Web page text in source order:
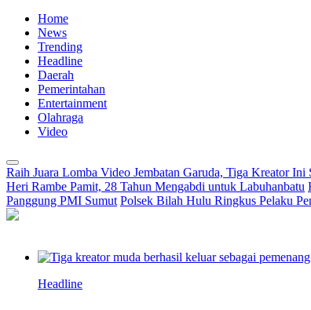
Home
News
Trending
Headline
Daerah
Pemerintahan
Entertainment
Olahraga
Video
Raih Juara Lomba Video Jembatan Garuda, Tiga Kreator
Heri Rambe Pamit, 28 Tahun Mengabdi untuk Labuhanbatu
Panggung PMI Sumut Polsek Bilah Hulu Ringkus Pelaku
Headline